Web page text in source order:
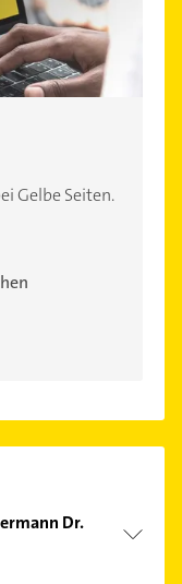
Gelbe Seiten.
Dr.